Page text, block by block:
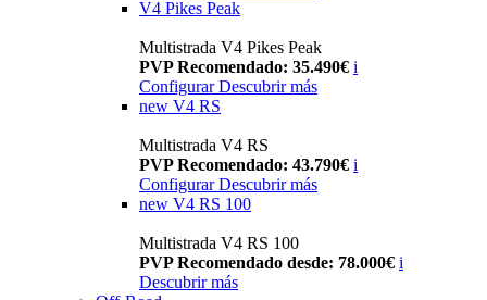
V4 Pikes Peak
Multistrada V4 Pikes Peak
PVP Recomendado: 35.490€ i
Configurar Descubrir más
new V4 RS
Multistrada V4 RS
PVP Recomendado: 43.790€ i
ConfigurarDescubrir más
new V4 RS 100
Multistrada V4 RS 100
PVP Recomendado desde: 78.000€ i
Descubrir más